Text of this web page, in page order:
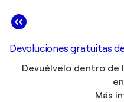
Devoluciones gratuitas
Devuélvelo dentro de
Más